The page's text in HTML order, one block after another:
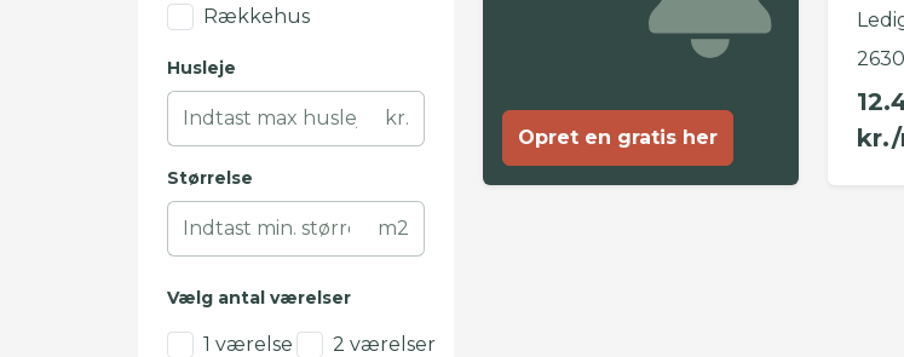
Rækkehus
Husleje
kr.
Størrelse
m2
Vælg antal værelser
1 værelse
2 værelser
Opret en gratis her